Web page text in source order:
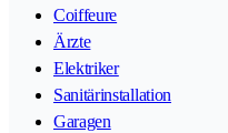
Coiffeure
Ärzte
Elektriker
Sanitärinstallation
Garagen